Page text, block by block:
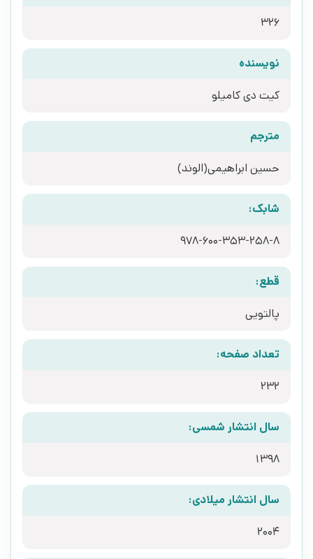
326
نویسنده
کیت دی کامیلو
مترجم
حسین ابراهیمی(الوند)
شابک:
978-600-353-258-8
قطع:
پالتویی
تعداد صفحه:
232
سال انتشار شمسی:
1398
سال انتشار میلادی:
2004